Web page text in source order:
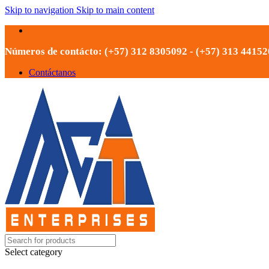
Skip to navigation Skip to main content
Números de contácto: (+57) 312 8305092 - (+57) 313
Contáctanos
Select category